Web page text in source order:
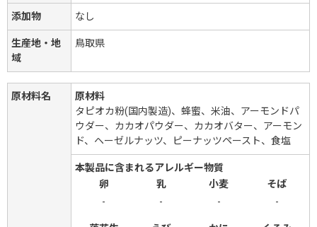
添加物 なし
生産地・地
域
鳥取県
原材料名
原材料
タピオカ粉(国内製造)、蜂蜜、米油、アーモンドパ
ウダー、カカオパウダー、カカオバター、アーモン
ド、ヘーゼルナッツ、ピーナッツペースト、食塩
本製品に含まれるアレルギー物質
卵
乳 小麦
そば
-
- - -